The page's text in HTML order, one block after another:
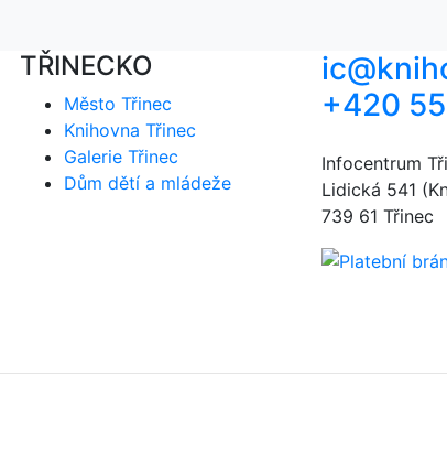
TŘINECKO
Město Třinec
Knihovna Třinec
Galerie Třinec
Dům dětí a mládeže
+420
Infocentrum
Lidická 541
739 61 Třinec